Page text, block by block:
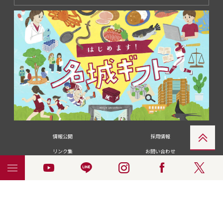
情報公開
採用情報
リンク集
お問い合わせ
メディアの皆さま
卒業生の皆さま